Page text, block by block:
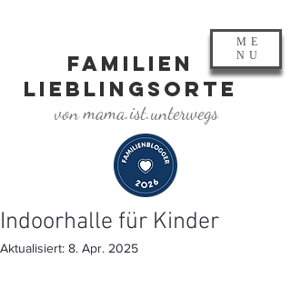
FAMILIEN
LIEBLINGSORTE
von mama.ist.unterwegs
ME
NU
Indoorhalle für Kinder
Aktualisiert: 8. Apr. 2025